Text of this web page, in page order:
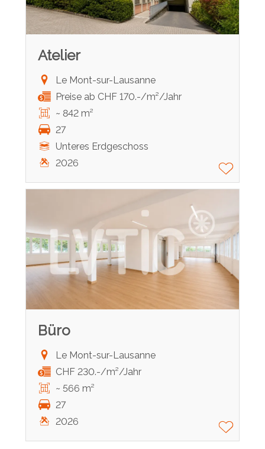
Atelier
Le Mont-sur-Lausanne
Preise ab CHF 170.-/m²/Jahr
~ 842 m²
27
Unteres Erdgeschoss
2026
Büro
Le Mont-sur-Lausanne
CHF 230.-/m²/Jahr
~ 566 m²
27
2026